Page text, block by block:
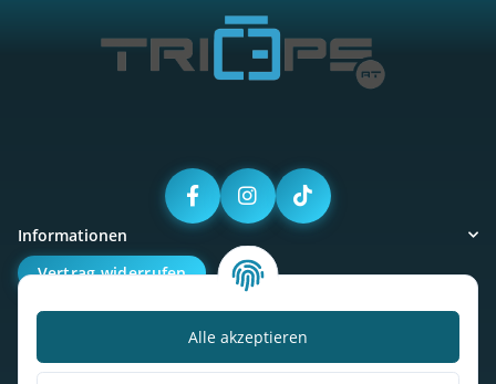
Alle akzeptieren
Informationen
Vertrag widerrufen
Kalorienbedarfsrechner